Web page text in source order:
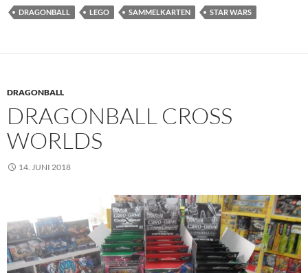
DRAGONBALL LEGO SAMMELKARTEN STAR WARS
DRAGONBALL
DRAGONBALL CROSS
WORLDS
14. JUNI 2018